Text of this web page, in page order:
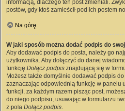
informacją, dlaczego ten post zmieniali.
postów, gdy ktoś zamieścił pod ich postem
Na górę
W jaki sposób można dodać podpis do
Aby dodawać podpis do posta, należy go
użytkownika. Aby dołączyć do danej
funkcję Dołącz podpis znajdującą się w
Możesz także domyślnie dodawać podpis
zaznaczając odpowiednią funkcję w panelu
funkcji, za każdym razem pisząc post,
do niego podpisu, usuwając w formularzu
z pola Dołącz podpis.